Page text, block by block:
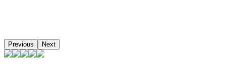
Previous Next